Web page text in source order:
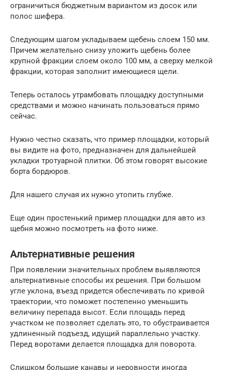
ограничиться бюджетным вариантом из досок или
полос шифера.
Следующим шагом укладываем щебень слоем 150 мм.
Причем желательно снизу уложить щебень более
крупной фракции слоем около 100 мм, а сверху мелкой
фракции, которая заполнит имеющиеся щели.
Теперь осталось утрамбовать площадку доступными
средствами и можно начинать пользоваться прямо
сейчас.
Нужно честно сказать, что пример площадки, который
вы видите на фото, предназначен для дальнейшей
укладки тротуарной плитки. Об этом говорят высокие
борта бордюров.
Для нашего случая их нужно утопить глубже.
Еще один простенький пример площадки для авто из
щебня можно посмотреть на фото ниже.
Альтернативные решения
При появлении значительных проблем выявляются
альтернативные способы их решения. При большом
угле уклона, въезд придется обеспечивать по кривой
траектории, что поможет постепенно уменьшить
величину перепада высот. Если площадь перед
участком не позволяет сделать это, то обустраивается
удлиненный подъезд, идущий параллельно участку.
Перед воротами делается площадка для поворота.
Слишком большие канавы и неровности иногда